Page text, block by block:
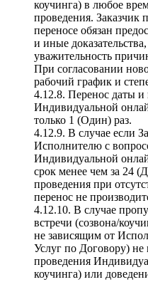
коучинга) в любое
проведения. Заказчик
переносе обязан
и иные
уважительность
При согласовании
рабочий график и
4.12.8. Перенос даты
Индивидуальной
только 1 (Один) раз.
4.12.9. В случае если
Исполнителю с
Индивидуальной
срок менее чем за 24
проведения при
перенос не
4.12.10. В случае
встречи (созвона/
не зависящим от
Услуг по Договору) не
проведения
коучинга) или